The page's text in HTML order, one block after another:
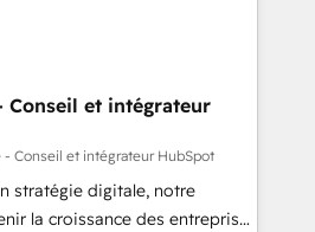
Advanced Website and
our in-house "HubScrub" Tool.
15 years in the ecosystem,
model, delivering
teams in the UK, USA,
Belgium, Singapore, and
across all seven
Conseil et intégrateur
- Conseil et intégrateur HubSpot
stratégie digitale, notre
la croissance des entreprises